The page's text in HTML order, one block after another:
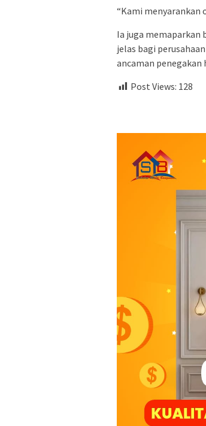
“Kami menyarankan
Ia juga memaparkan
jelas bagi
ancaman penegakan
Post Views: 128